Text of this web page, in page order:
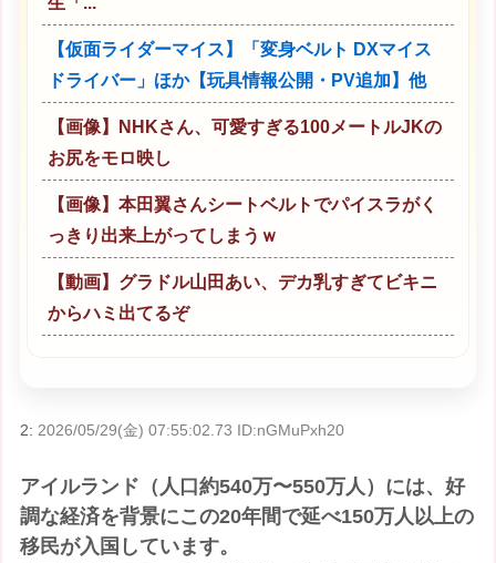
【仮面ライダーマイス】「変身ベルト DXマイス
ドライバー」ほか【玩具情報公開・PV追加】他
【画像】NHKさん、可愛すぎる100メートルJKの
お尻をモロ映し
【画像】本田翼さんシートベルトでパイスラがく
っきり出来上がってしまうｗ
【動画】グラドル山田あい、デカ乳すぎてビキニ
からハミ出てるぞ
2: 2026/05/29(金) 07:55:02.73 ID:nGMuPxh20
アイルランド（人口約540万〜550万人）には、好
調な経済を背景にこの20年間で延べ150万人以上の
移民が入国しています。